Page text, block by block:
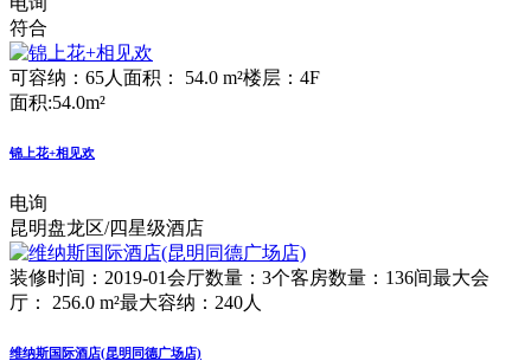
符合
可容纳：65人 面积： 54.0 m²楼层：4F
面积:54.0m²
锦上花+相见欢
电询
昆明盘龙区/四星级酒店
装修时间：2019-01会厅数量：3个客房数量：136间最大会
厅： 256.0 m²最大容纳：240人
维纳斯国际酒店(昆明同德广场店)